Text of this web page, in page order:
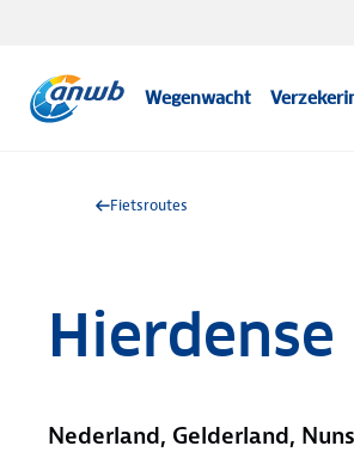
Wegenwacht
Fietsroutes
Nederland, Gelderland,